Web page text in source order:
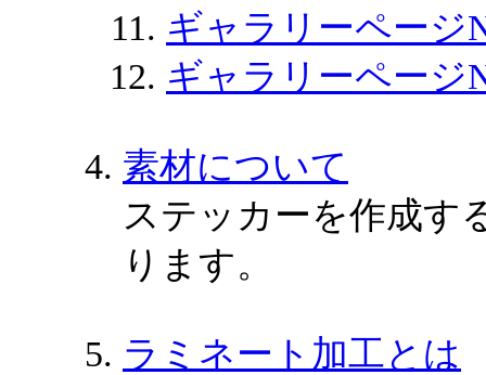
ギャラリーページ
ギャラリーページ
素材について
ステッカーを作成す
ります。
ラミネート加工とは